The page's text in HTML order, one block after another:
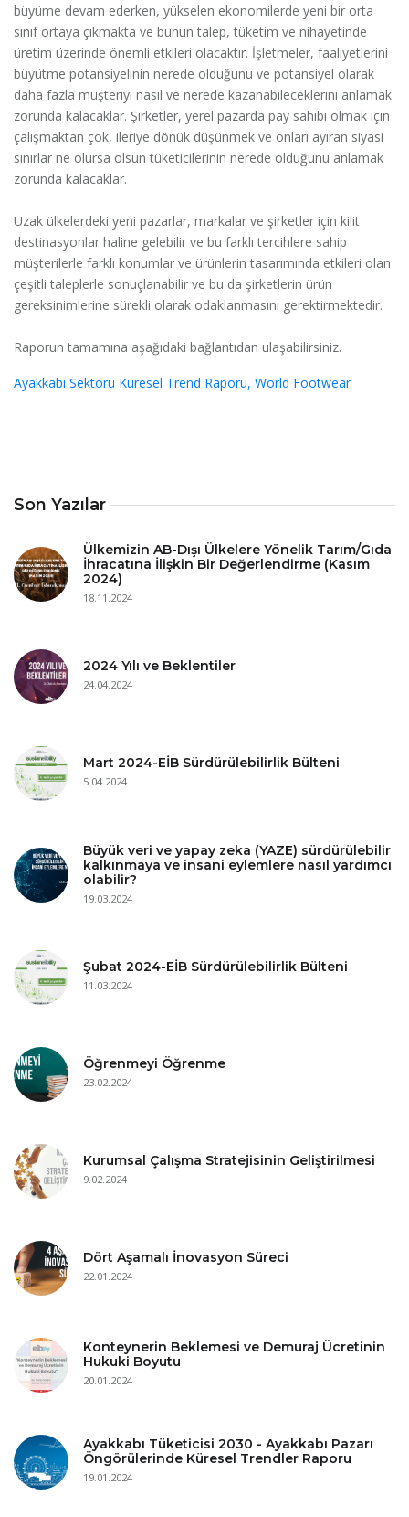
Son Yazılar
Ülkemizin AB-Dışı Ülkelere Yönelik Tarım/Gıda
İhracatına İlişkin Bir Değerlendirme (Kasım
2024)
18.11.2024
2024 Yılı ve Beklentiler
24.04.2024
Mart 2024-EİB Sürdürülebilirlik Bülteni
5.04.2024
Büyük veri ve yapay zeka (YAZE) sürdürülebilir
kalkınmaya ve insani eylemlere nasıl yardımcı
olabilir?
19.03.2024
Şubat 2024-EİB Sürdürülebilirlik Bülteni
11.03.2024
Öğrenmeyi Öğrenme
23.02.2024
Kurumsal Çalışma Stratejisinin Geliştirilmesi
9.02.2024
Dört Aşamalı İnovasyon Süreci
22.01.2024
Konteynerin Beklemesi ve Demuraj Ücretinin
Hukuki Boyutu
20.01.2024
Ayakkabı Tüketicisi 2030 - Ayakkabı Pazarı
Öngörülerinde Küresel Trendler Raporu
19.01.2024
büyüme devam ederken, yükselen ekonomilerde yeni bir orta
sınıf ortaya çıkmakta ve bunun talep, tüketim ve nihayetinde
üretim üzerinde önemli etkileri olacaktır. İşletmeler, faaliyetlerini
büyütme potansiyelinin nerede olduğunu ve potansiyel olarak
daha fazla müşteriyi nasıl ve nerede kazanabileceklerini anlamak
zorunda kalacaklar. Şirketler, yerel pazarda pay sahibi olmak için
çalışmaktan çok, ileriye dönük düşünmek ve onları ayıran siyasi
sınırlar ne olursa olsun tüketicilerinin nerede olduğunu anlamak
zorunda kalacaklar.
Uzak ülkelerdeki yeni pazarlar, markalar ve şirketler için kilit
destinasyonlar haline gelebilir ve bu farklı tercihlere sahip
müşterilerle farklı konumlar ve ürünlerin tasarımında etkileri olan
çeşitli taleplerle sonuçlanabilir ve bu da şirketlerin ürün
gereksinimlerine sürekli olarak odaklanmasını gerektirmektedir.
Raporun tamamına aşağıdaki bağlantıdan ulaşabilirsiniz.
Ayakkabı Sektörü Küresel Trend Raporu, World Footwear